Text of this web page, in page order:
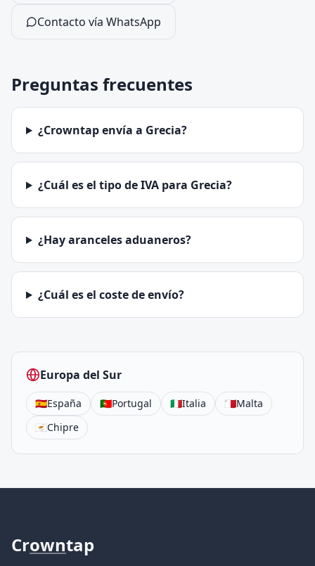
Contacto vía WhatsApp
Preguntas frecuentes
¿Crowntap envía a Grecia?
¿Cuál es el tipo de IVA para Grecia?
¿Hay aranceles aduaneros?
¿Cuál es el coste de envío?
Europa del Sur
🇪🇸España 🇵🇹Portugal 🇮🇹Italia 🇲🇹Malta
🇨🇾Chipre
Crowntap